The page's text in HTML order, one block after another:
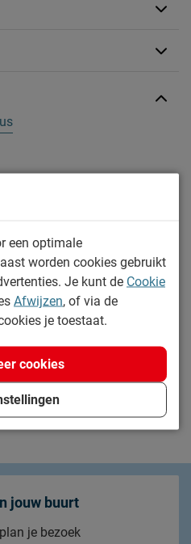
jouw buurt
je bezoek
een optimale
worden cookies gebruikt
Je kunt de Cookie
Afwijzen, of via de
je toestaat.
cookies